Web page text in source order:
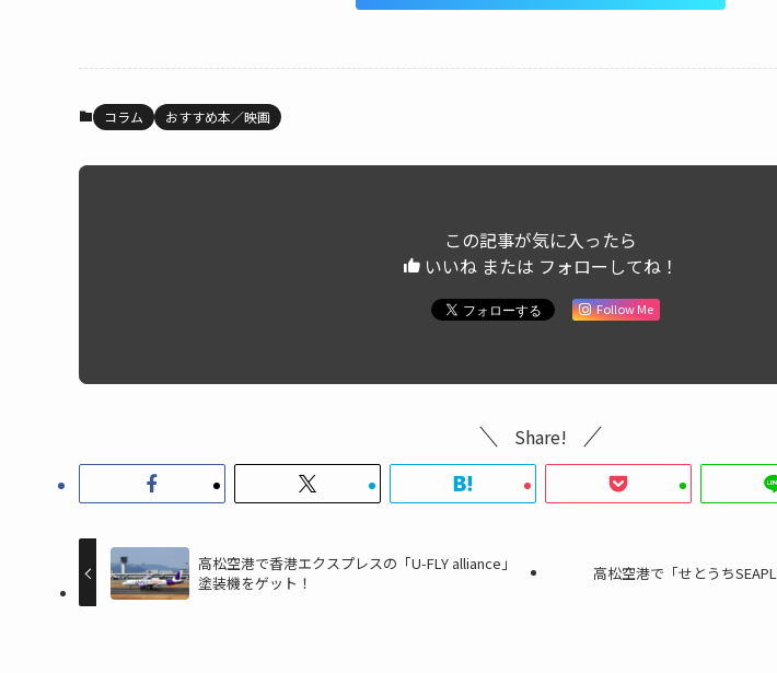
コラム おすすめ本／映画
この記事が気に入ったら
いいね または フォローしてね！
Follow Me
Share!
高松空港で香港エクスプレスの「U-FLY alliance」
塗装機をゲット！
高松空港で「せとうち